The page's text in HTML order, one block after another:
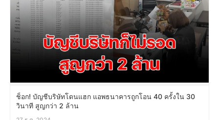
ช็อก! บัญชีบริษัทโดนแฮก แอพธนาคารถูกโอน 40 ครั้งใน 30
วินาที สูญกว่า 2 ล้าน